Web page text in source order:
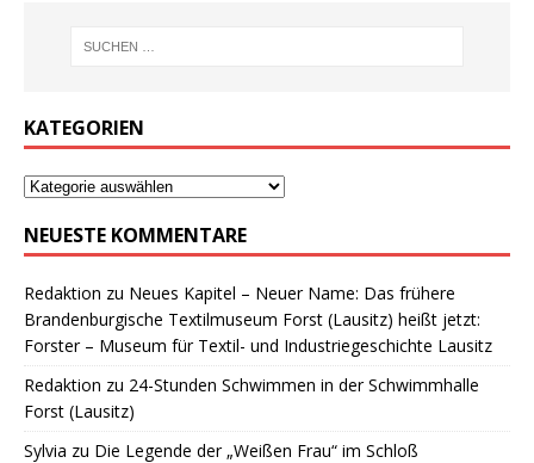
KATEGORIEN
NEUESTE KOMMENTARE
Redaktion zu Neues Kapitel – Neuer Name: Das frühere
Brandenburgische Textilmuseum Forst (Lausitz) heißt jetzt:
Forster – Museum für Textil- und Industriegeschichte Lausitz
Redaktion zu 24-Stunden Schwimmen in der Schwimmhalle
Forst (Lausitz)
Sylvia zu Die Legende der „Weißen Frau“ im Schloß